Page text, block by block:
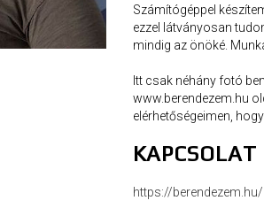
Számítógéppel
ezzel látványosan
mindig az önöké.
Itt csak néhány fotó
www.berendezem.hu
elérhetőségeimen,
KAPCSOLAT
https://berendezem.hu/